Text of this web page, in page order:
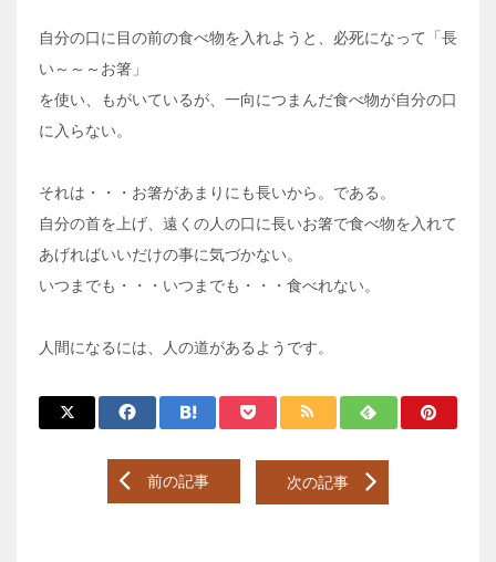
自分の口に目の前の食べ物を入れようと、必死になって「長
い～～～お箸」
を使い、もがいているが、一向につまんだ食べ物が自分の口
に入らない。
それは・・・お箸があまりにも長いから。である。
自分の首を上げ、遠くの人の口に長いお箸で食べ物を入れて
あげればいいだけの事に気づかない。
いつまでも・・・いつまでも・・・食べれない。
人間になるには、人の道があるようです。
navigation
前の記事 次の記事